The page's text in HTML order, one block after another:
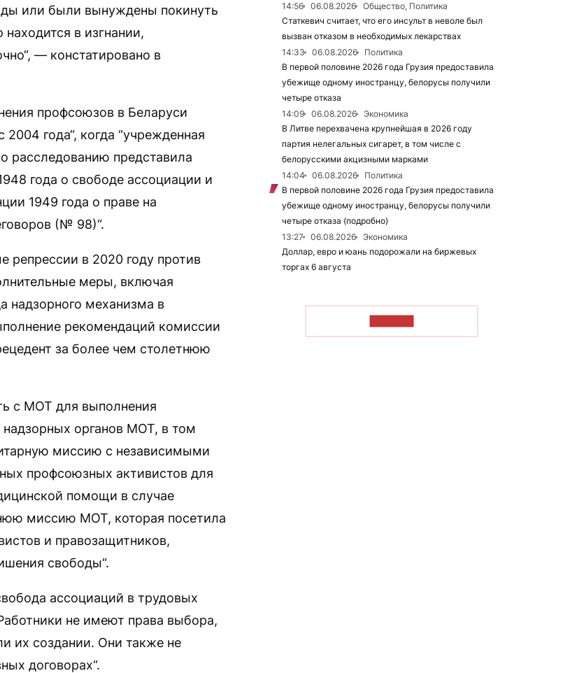
или были вынуждены покинуть
в изгнании,
— констатировано в
профсоюзов в Беларуси
года“, когда “учрежденная
представила
года о свободе ассоциации и
1949 года о праве на
(№ 98)“.
репрессии в 2020 году против
меры, включая
надзорного механизма в
рекомендаций комиссии
за более чем столетнюю
с МОТ для выполнения
органов МОТ, в том
миссию c независимыми
профсоюзных активистов для
помощи в случае
миссию МОТ, которая посетила
и правозащитников,
свободы“.
ассоциаций в трудовых
не имеют права выбора,
их создании. Они также не
договорах“.
14:56
06.08.2026
Общество, Политика
Статкевич считает, что его инсульт в неволе был
вызван отказом в необходимых лекарствах
14:33
06.08.2026
Политика
В первой половине 2026 года Грузия предоставила
убежище одному иностранцу, белорусы получили
четыре отказа
14:09
06.08.2026
Экономика
В Литве перехвачена крупнейшая в 2026 году
партия нелегальных сигарет, в том числе с
белорусскими акцизными марками
14:04
06.08.2026
Политика
В первой половине 2026 года Грузия предоставила
убежище одному иностранцу, белорусы получили
четыре отказа (подробно)
13:27
06.08.2026
Экономика
Доллар, евро и юань подорожали на биржевых
торгах 6 августа